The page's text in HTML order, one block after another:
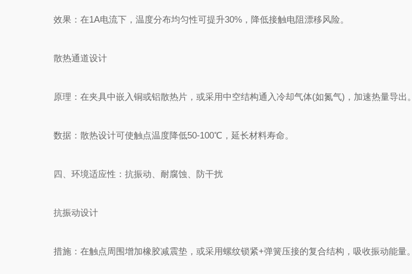
效果：在1A电流下，温度分布均匀性可提升30%，降低接触电阻漂移风险。
散热通道设计
原理：在夹具中嵌入铜或铝散热片，或采用中空结构通入冷却气体(如氮气)，加速热量导出。
数据：散热设计可使触点温度降低50-100℃，延长材料寿命。
四、环境适应性：抗振动、耐腐蚀、防干扰
抗振动设计
措施：在触点周围增加橡胶减震垫，或采用螺纹锁紧+弹簧压接的复合结构，吸收振动能量。